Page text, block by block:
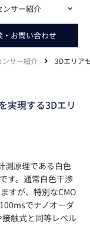
・お問い合わせ
ンサー紹介
ンサー紹介 3Dエリア
実現する3Dエリ
測原理である白色
す。通常白色干渉
すが、特別なCMO
でナノオーダ
触式と同等レベル